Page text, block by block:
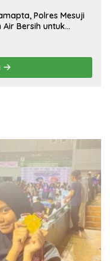
Polres Mesuji
Bersih untuk